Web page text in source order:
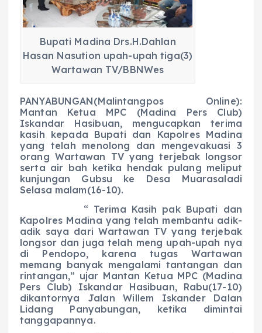
o
o
k
p
p
a
m
g
er
Bupati Madina Drs.H.Dahlan
Hasan Nasution upah-upah tiga(3)
Wartawan TV/BBNWes
PANYABUNGAN(Malintangpos Online):
Mantan Ketua MPC (Madina Pers Club)
Iskandar Hasibuan, mengucapkan terima
kasih kepada Bupati dan Kapolres Madina
yang telah menolong dan mengevakuasi 3
orang Wartawan TV yang terjebak longsor
serta air bah ketika hendak pulang meliput
kunjungan Gubsu ke Desa Muarasaladi
Selasa malam(16-10).
“ Terima Kasih pak Bupati dan
Kapolres Madina yang telah membantu adik-
adik saya dari Wartawan TV yang terjebak
longsor dan juga telah meng upah-upah nya
di Pendopo, karena tugas Wartawan
memang banyak mengalami tantangan dan
rintangan,” ujar Mantan Ketua MPC (Madina
Pers Club) Iskandar Hasibuan, Rabu(17-10)
dikantornya Jalan Willem Iskander Dalan
Lidang Panyabungan, ketika dimintai
tanggapannya.